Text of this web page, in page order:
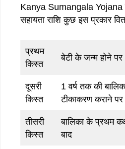
Kanya Sumangala Yojana
सहायता राशि कुछ इस प्रकार
प्रथम
किस्त
बेटी के जन्म होने पर
दूसरी
किस्त
1 वर्ष तक की
टीकाकरण कराने पर
तीसरी
किस्त
बालिका के प्रथम
बाद